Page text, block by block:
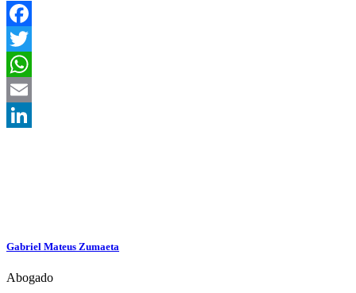
Facebook
Twitter
WhatsApp
Email
Gabriel Mateus Zumaeta
Abogado